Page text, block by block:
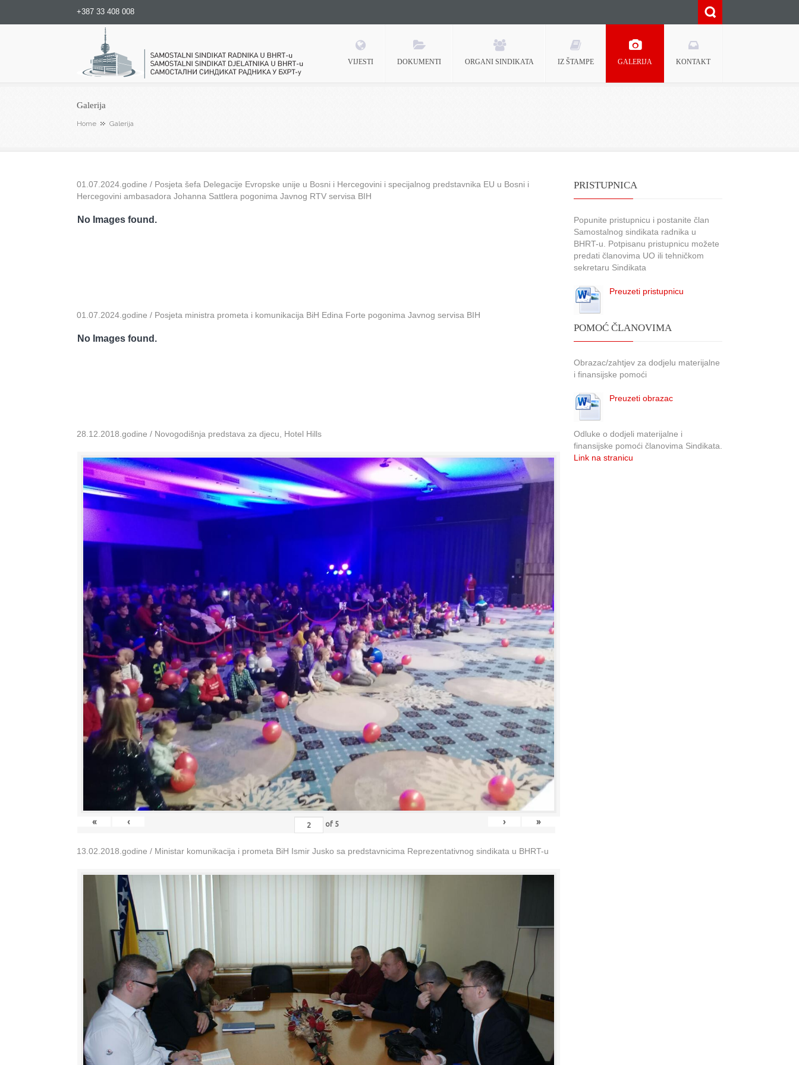
+387 33 408 008
Samostalni sindikat radnika u BHRT-u
VIJESTI DOKUMENTI ORGANI SINDIKATA IZ ŠTAMPE GALERIJA KONTAKT
Galerija
Home Galerija
01.07.2024.godine / Posjeta šefa Delegacije Evropske unije u Bosni i Hercegovini i specijalnog predstavnika EU u Bosni i
Hercegovini ambasadora Johanna Sattlera pogonima Javnog RTV servisa BIH
No Images found.
01.07.2024.godine / Posjeta ministra prometa i komunikacija BiH Edina Forte pogonima Javnog servisa BIH
No Images found.
28.12.2018.godine / Novogodišnja predstava za djecu, Hotel Hills
« ‹ of 5 › »
13.02.2018.godine / Ministar komunikacija i prometa BiH Ismir Jusko sa predstavnicima Reprezentativnog sindikata u BHRT-u
PRISTUPNICA
Popunite pristupnicu i postanite član
Samostalnog sindikata radnika u
BHRT-u. Potpisanu pristupnicu možete
predati članovima UO ili tehničkom
sekretaru Sindikata
Preuzeti pristupnicu
POMOĆ ČLANOVIMA
Obrazac/zahtjev za dodjelu materijalne
i finansijske pomoći
Preuzeti obrazac
Odluke o dodjeli materijalne i
finansijske pomoći članovima Sindikata.
Link na stranicu